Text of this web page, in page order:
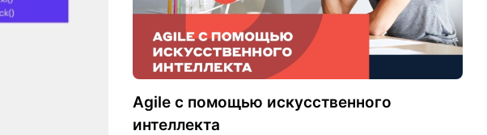
Agile с помощью искусственного
интеллекта